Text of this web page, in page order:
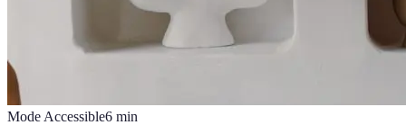
Mode Accessible6 min